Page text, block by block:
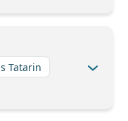
Tatarin